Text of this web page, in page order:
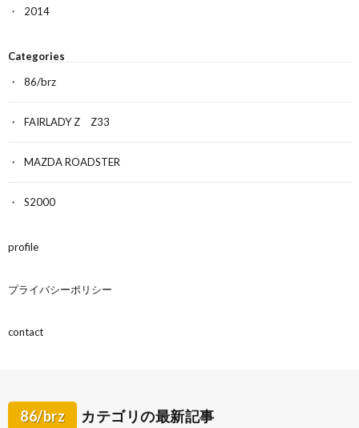
2014
Categories
86/brz
FAIRLADY Z Z33
MAZDA ROADSTER
S2000
profile
プライバシーポリシー
contact
86/brz カテゴリの最新記事